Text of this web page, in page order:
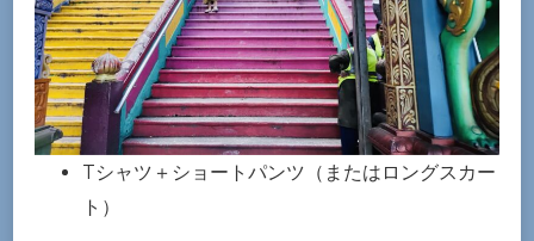
Tシャツ＋ショートパンツ（またはロングスカー
ト）